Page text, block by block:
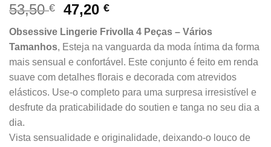
53,50€
O
preço
original
era:
53,50 €.
47,20€O
preço
atual
é:
47,20 €.
Obsessive Lingerie Frivolla 4 Peças – Vários
Tamanhos, Esteja na vanguarda da moda íntima da forma
mais sensual e confortável. Este conjunto é feito em renda
suave com detalhes florais e decorada com atrevidos
elásticos. Use-o completo para uma surpresa irresistível e
desfrute da praticabilidade do soutien e tanga no seu dia a
dia.
Vista sensualidade e originalidade, deixando-o louco de